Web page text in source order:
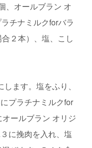
、オールブラン オ
チナミルクforバラ
２本）、塩、こし
ます。塩をふり、
プラチナミルクfor
オールブラン オリジ
に挽肉を入れ、塩